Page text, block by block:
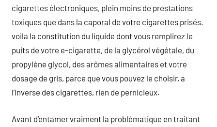
cigarettes électroniques, plein moins de prestations
toxiques que dans la caporal de votre cigarettes prisés.
voila la constitution du liquide dont vous remplirez le
puits de votre e-cigarette, de la glycérol végétale, du
propylène glycol, des arômes alimentaires et votre
dosage de gris, parce que vous pouvez le choisir, a
l’inverse des cigarettes, rien de pernicieux.
Avant d’entamer vraiment la problématique en traitant